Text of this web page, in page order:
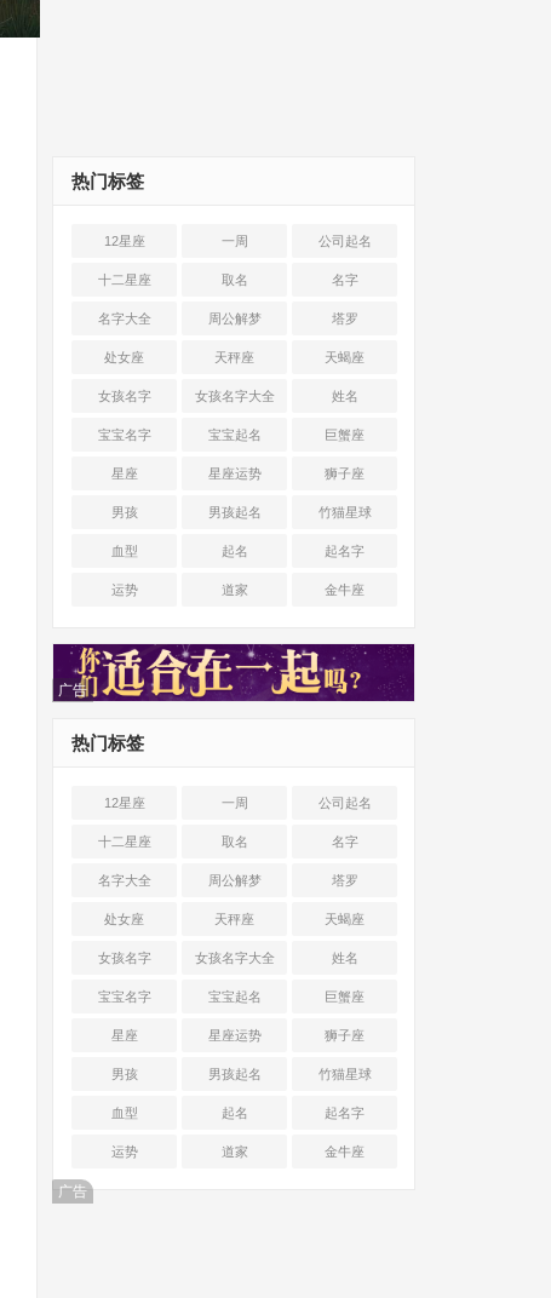
热门标签
12星座 一周 公司起名
十二星座 取名 名字
名字大全 周公解梦 塔罗
处女座 天秤座 天蝎座
女孩名字 女孩名字大全 姓名
宝宝名字 宝宝起名 巨蟹座
星座 星座运势 狮子座
男孩 男孩起名 竹猫星球
血型 起名 起名字
运势 道家 金牛座
广告
热门标签
12星座 一周 公司起名
十二星座 取名 名字
名字大全 周公解梦 塔罗
处女座 天秤座 天蝎座
女孩名字 女孩名字大全 姓名
宝宝名字 宝宝起名 巨蟹座
星座 星座运势 狮子座
男孩 男孩起名 竹猫星球
血型 起名 起名字
运势 道家 金牛座
广告